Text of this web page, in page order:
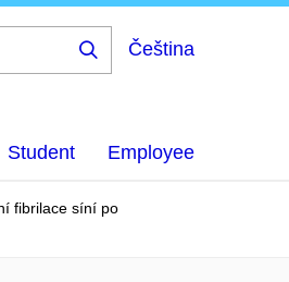
Čeština
Student Employee
fibrilace síní po